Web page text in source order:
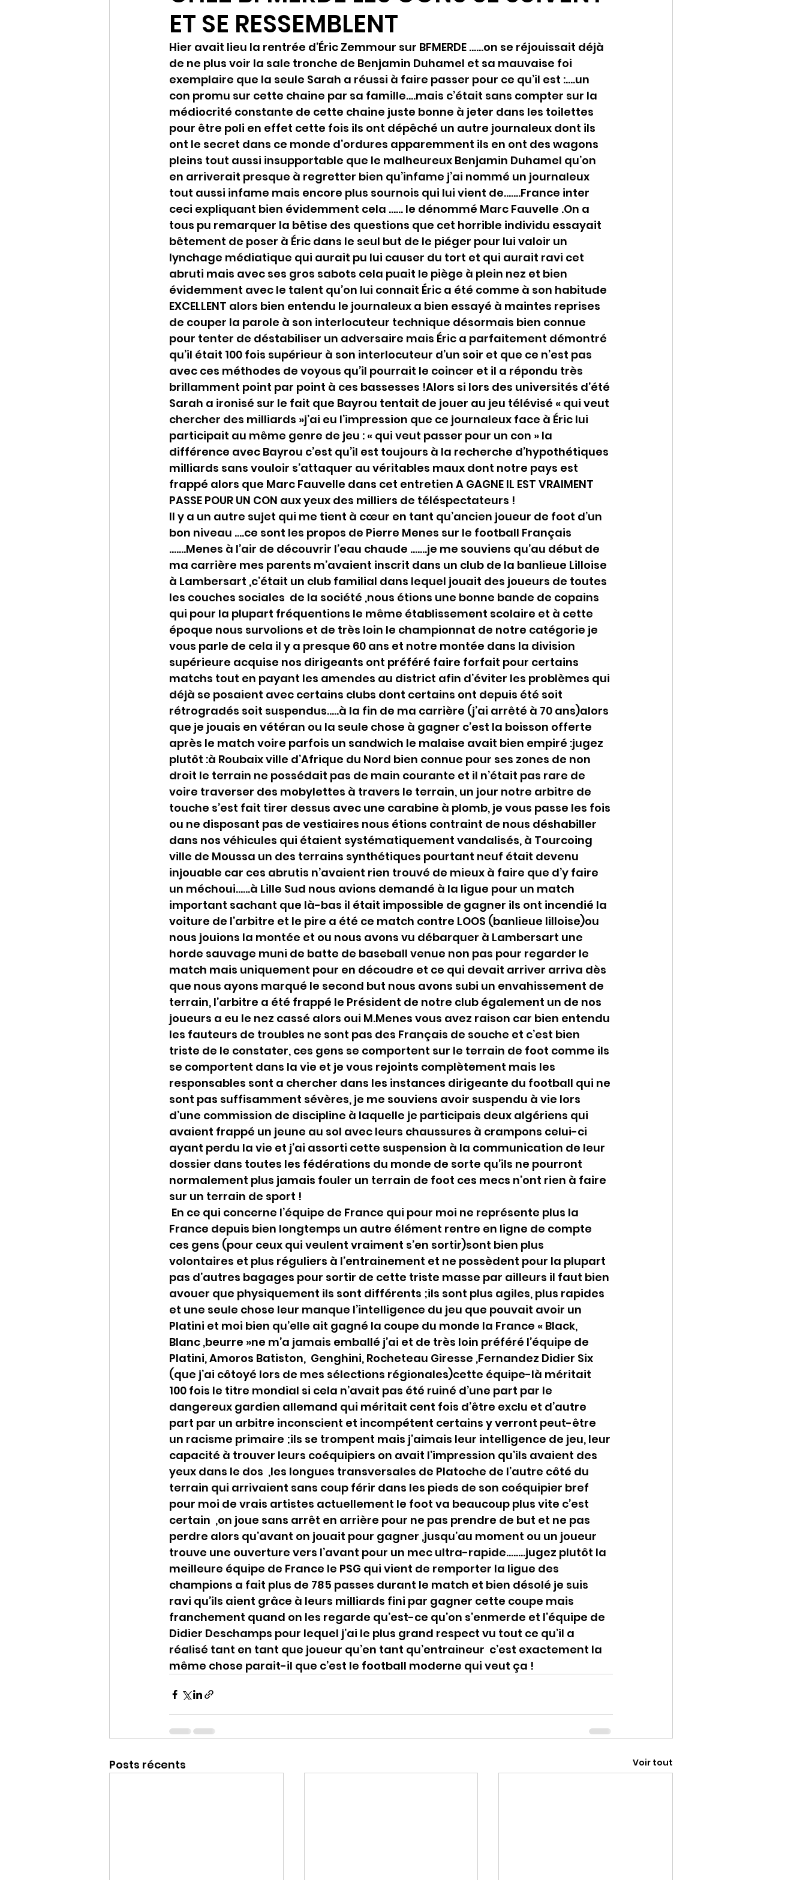
ET SE RESSEMBLENT
Hier avait lieu la rentrée d’Éric Zemmour sur BFMERDE ……on se réjouissait déjà
de ne plus voir la sale tronche de Benjamin Duhamel et sa mauvaise foi
exemplaire que la seule Sarah a réussi à faire passer pour ce qu’il est :….un
con promu sur cette chaine par sa famille….mais c’était sans compter sur la
médiocrité constante de cette chaine juste bonne à jeter dans les toilettes
pour être poli en effet cette fois ils ont dépêché un autre journaleux dont ils
ont le secret dans ce monde d’ordures apparemment ils en ont des wagons
pleins tout aussi insupportable que le malheureux Benjamin Duhamel qu’on
en arriverait presque à regretter bien qu’infame j’ai nommé un journaleux
tout aussi infame mais encore plus sournois qui lui vient de…….France inter
ceci expliquant bien évidemment cela …… le dénommé Marc Fauvelle .On a
tous pu remarquer la bêtise des questions que cet horrible individu essayait
bêtement de poser à Éric dans le seul but de le piéger pour lui valoir un
lynchage médiatique qui aurait pu lui causer du tort et qui aurait ravi cet
abruti mais avec ses gros sabots cela puait le piège à plein nez et bien
évidemment avec le talent qu’on lui connait Éric a été comme à son habitude
EXCELLENT alors bien entendu le journaleux a bien essayé à maintes reprises
de couper la parole à son interlocuteur technique désormais bien connue
pour tenter de déstabiliser un adversaire mais Éric a parfaitement démontré
qu’il était 100 fois supérieur à son interlocuteur d’un soir et que ce n’est pas
avec ces méthodes de voyous qu’il pourrait le coincer et il a répondu très
brillamment point par point à ces bassesses !Alors si lors des universités d’été
Sarah a ironisé sur le fait que Bayrou tentait de jouer au jeu télévisé « qui veut
chercher des milliards »j’ai eu l’impression que ce journaleux face à Éric lui
participait au même genre de jeu : « qui veut passer pour un con » la
différence avec Bayrou c’est qu’il est toujours à la recherche d’hypothétiques
milliards sans vouloir s’attaquer au véritables maux dont notre pays est
frappé alors que Marc Fauvelle dans cet entretien A GAGNE IL EST VRAIMENT
PASSE POUR UN CON aux yeux des milliers de téléspectateurs !
Il y a un autre sujet qui me tient à cœur en tant qu’ancien joueur de foot d’un
bon niveau ….ce sont les propos de Pierre Menes sur le football Français
…….Menes à l’air de découvrir l’eau chaude …….je me souviens qu’au début de
ma carrière mes parents m’avaient inscrit dans un club de la banlieue Lilloise
à Lambersart ,c’était un club familial dans lequel jouait des joueurs de toutes
les couches sociales  de la société ,nous étions une bonne bande de copains
qui pour la plupart fréquentions le même établissement scolaire et à cette
époque nous survolions et de très loin le championnat de notre catégorie je
vous parle de cela il y a presque 60 ans et notre montée dans la division
supérieure acquise nos dirigeants ont préféré faire forfait pour certains
matchs tout en payant les amendes au district afin d’éviter les problèmes qui
déjà se posaient avec certains clubs dont certains ont depuis été soit
rétrogradés soit suspendus…..à la fin de ma carrière (j’ai arrêté à 70 ans)alors
que je jouais en vétéran ou la seule chose à gagner c’est la boisson offerte
après le match voire parfois un sandwich le malaise avait bien empiré :jugez
plutôt :à Roubaix ville d’Afrique du Nord bien connue pour ses zones de non
droit le terrain ne possédait pas de main courante et il n’était pas rare de
voire traverser des mobylettes à travers le terrain, un jour notre arbitre de
touche s’est fait tirer dessus avec une carabine à plomb, je vous passe les fois
ou ne disposant pas de vestiaires nous étions contraint de nous déshabiller
dans nos véhicules qui étaient systématiquement vandalisés, à Tourcoing
ville de Moussa un des terrains synthétiques pourtant neuf était devenu
injouable car ces abrutis n’avaient rien trouvé de mieux à faire que d’y faire
un méchoui……à Lille Sud nous avions demandé à la ligue pour un match
important sachant que là-bas il était impossible de gagner ils ont incendié la
voiture de l’arbitre et le pire a été ce match contre LOOS (banlieue lilloise)ou
nous jouions la montée et ou nous avons vu débarquer à Lambersart une
horde sauvage muni de batte de baseball venue non pas pour regarder le
match mais uniquement pour en découdre et ce qui devait arriver arriva dès
que nous ayons marqué le second but nous avons subi un envahissement de
terrain, l’arbitre a été frappé le Président de notre club également un de nos
joueurs a eu le nez cassé alors oui M.Menes vous avez raison car bien entendu
les fauteurs de troubles ne sont pas des Français de souche et c’est bien
triste de le constater, ces gens se comportent sur le terrain de foot comme ils
se comportent dans la vie et je vous rejoints complètement mais les
responsables sont a chercher dans les instances dirigeante du football qui ne
sont pas suffisamment sévères, je me souviens avoir suspendu à vie lors
d’une commission de discipline à laquelle je participais deux algériens qui
avaient frappé un jeune au sol avec leurs chaussures à crampons celui-ci
ayant perdu la vie et j’ai assorti cette suspension à la communication de leur
dossier dans toutes les fédérations du monde de sorte qu’ils ne pourront
normalement plus jamais fouler un terrain de foot ces mecs n’ont rien à faire
sur un terrain de sport !
En ce qui concerne l’équipe de France qui pour moi ne représente plus la
France depuis bien longtemps un autre élément rentre en ligne de compte
ces gens (pour ceux qui veulent vraiment s’en sortir)sont bien plus
volontaires et plus réguliers à l’entrainement et ne possèdent pour la plupart
pas d’autres bagages pour sortir de cette triste masse par ailleurs il faut bien
avouer que physiquement ils sont différents ;ils sont plus agiles, plus rapides
et une seule chose leur manque l’intelligence du jeu que pouvait avoir un
Platini et moi bien qu’elle ait gagné la coupe du monde la France « Black,
Blanc ,beurre »ne m’a jamais emballé j’ai et de très loin préféré l’équipe de
Platini, Amoros Batiston,  Genghini, Rocheteau Giresse ,Fernandez Didier Six
(que j’ai côtoyé lors de mes sélections régionales)cette équipe-là méritait
100 fois le titre mondial si cela n’avait pas été ruiné d’une part par le
dangereux gardien allemand qui méritait cent fois d’être exclu et d’autre
part par un arbitre inconscient et incompétent certains y verront peut-être
un racisme primaire ;ils se trompent mais j’aimais leur intelligence de jeu, leur
capacité à trouver leurs coéquipiers on avait l’impression qu’ils avaient des
yeux dans le dos  ,les longues transversales de Platoche de l’autre côté du
terrain qui arrivaient sans coup férir dans les pieds de son coéquipier bref
pour moi de vrais artistes actuellement le foot va beaucoup plus vite c’est
certain  ,on joue sans arrêt en arrière pour ne pas prendre de but et ne pas
perdre alors qu’avant on jouait pour gagner ,jusqu’au moment ou un joueur
trouve une ouverture vers l’avant pour un mec ultra-rapide……..jugez plutôt la
meilleure équipe de France le PSG qui vient de remporter la ligue des
champions a fait plus de 785 passes durant le match et bien désolé je suis
ravi qu’ils aient grâce à leurs milliards fini par gagner cette coupe mais
franchement quand on les regarde qu’est-ce qu’on s’enmerde et l’équipe de
Didier Deschamps pour lequel j’ai le plus grand respect vu tout ce qu’il a
réalisé tant en tant que joueur qu’en tant qu’entraineur  c’est exactement la
même chose parait-il que c’est le football moderne qui veut ça !
Posts récents Voir tout